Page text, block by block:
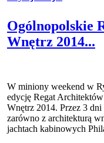
Ogólnopolskie
Wnętrz 2014...
W miniony weekend w
edycję Regat
Wnętrz 2014. Przez 3 dni
zarówno z architekturą
jachtach kabinowych